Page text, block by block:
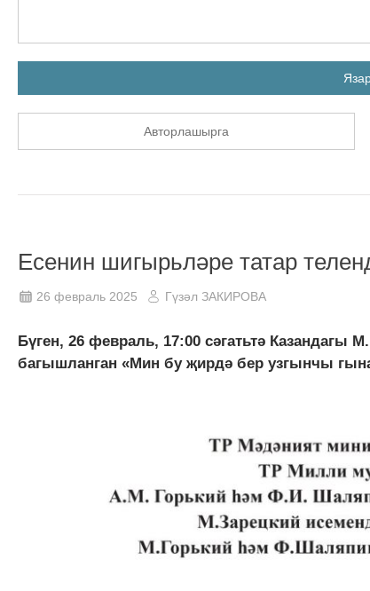
Авторлашырга
Есенин шигырьләре татар
26 февраль 2025 Гүзәл ЗАКИРОВА
Бүген, 26 февраль, 17:00 сәгатьтә
багышланган «Мин бу җирдә бер узгынчы